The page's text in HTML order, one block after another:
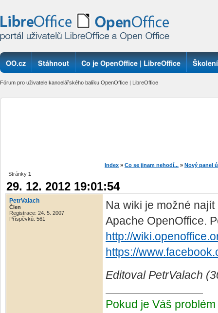
OO.cz Stáhnout Co je OpenOffice | LibreOffice Školení
Fórum pro uživatele kancelářského balíku OpenOffice | LibreOffice
Index » Co se jinam nehodí... » Nový panel
Stránky 1
29. 12. 2012 19:01:54
PetrValach
Člen
Registrace: 24. 5. 2007
Příspěvků: 561
Na wiki je možné
Apache OpenOffice.
http://
https://
Editoval PetrValach
Pokud je Váš